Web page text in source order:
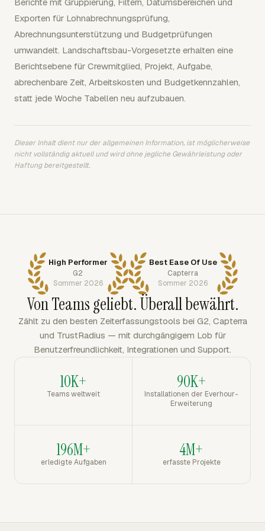
Exporten für Lohnabrechnungsprüfung,
Abrechnungsunterstützung und Budgetprüfungen
umwandelt. Landschaftsbau-Vorgesetzte erhalten eine
Berichtsebene für Crewmitglied, Projekt, Aufgabe,
abrechenbare Zeit, Arbeitskosten und Budgetkennzahlen,
statt jede Woche Tabellen neu aufzubauen.
Dieser Inhalt dient nur der allgemeinen Information, ist möglicherweise
nicht vollständig aktuell und wird ohne jegliche Gewährleistung oder
Haftung bereitgestellt.
High Performer
G2
Sommer 2026
Best Ease Of Use
Capterra
Sommer 2026
Von Teams geliebt. Überall bewährt.
Zählt zu den besten Zeiterfassungstools bei G2, Capterra
und TrustRadius — mit durchgängigem Lob für
Benutzerfreundlichkeit, Integrationen und Support.
10K+
Teams weltweit
90K+
Installationen der Everhour-
Erweiterung
196M+
erledigte Aufgaben
4M+
erfasste Projekte